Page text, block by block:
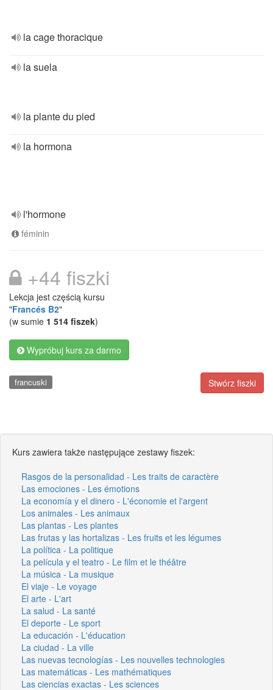
la cage thoracique
la suela
la plante du pied
la hormona
l'hormone
féminin
+44 fiszki
Lekcja jest częścią kursu
"Francés B2"
(w sumie 1 514 fiszek)
Wypróbuj kurs za darmo
Stwórz fiszki
francuski
Kurs zawiera także następujące zestawy fiszek:
Rasgos de la personalidad - Les traits de caractère
Las emociones - Les émotions
La economía y el dinero - L'économie et l'argent
Los animales - Les animaux
Las plantas - Les plantes
Las frutas y las hortalizas - Les fruits et les légumes
La política - La politique
La película y el teatro - Le film et le théâtre
La música - La musique
El viaje - Le voyage
El arte - L'art
La salud - La santé
El deporte - Le sport
La educación - L'éducation
La ciudad - La ville
Las nuevas tecnologías - Les nouvelles technologies
Las matemáticas - Les mathématiques
Las ciencias exactas - Les sciences